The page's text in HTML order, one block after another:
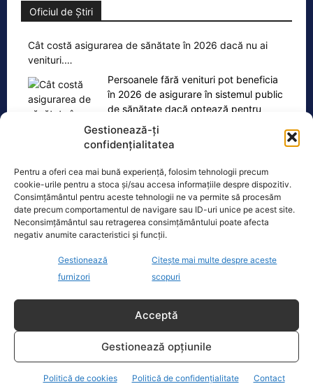
Gestionează-ți
confidențialitatea
Pentru a oferi cea mai bună experiență, folosim tehnologii precum
cookie-urile pentru a stoca și/sau accesa informațiile despre dispozitiv.
Consimțământul pentru aceste tehnologii ne va permite să procesăm
date precum comportamentul de navigare sau ID-uri unice pe acest site.
Neconsimțământul sau retragerea consimțământului poate afecta
negativ anumite caracteristici și funcții.
Gestionează
furnizori
Citește mai multe despre aceste
scopuri
Acceptă
Gestionează opțiunile
Politică de cookies Politică de confidențialitate Contact
Oficiul de Știri
Cât costă asigurarea de sănătate în 2026 dacă nu ai
venituri.…
Persoanele fără venituri pot beneficia
în 2026 de asigurare în sistemul public
de sănătate dacă optează pentru
plata contribuției de
Ultimele știri
Tomac cere comasarea primăriilor. Critici dure la
adresa reformelor amânate
consumului de energie. Nivelul Dunării ar intra pe
Acuzații grave între fostul ambasador și partenera
sa. DIICOT investighează cazul